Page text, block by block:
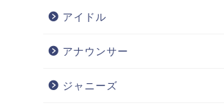
アイドル
アナウンサー
ジャニーズ